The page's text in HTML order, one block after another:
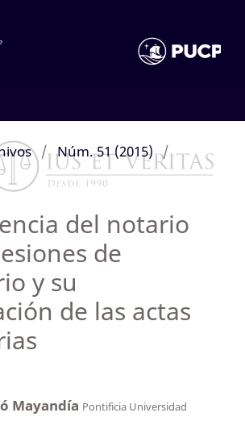
/ Núm. 51 (2015) /
del notario
de
y su
de las actas
Mayandía Pontificia Universidad